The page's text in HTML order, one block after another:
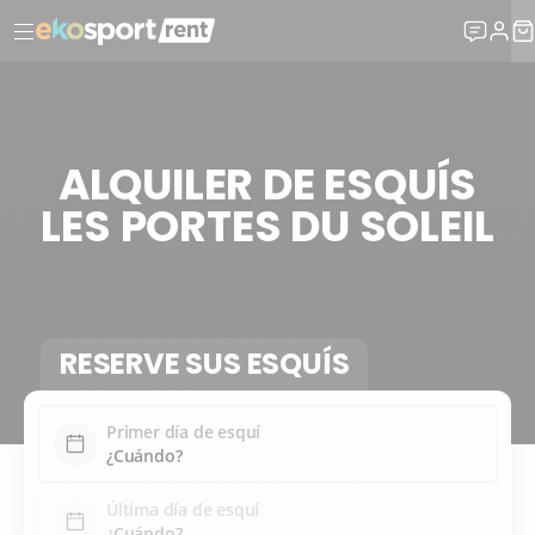
ALQUILER DE ESQUÍS
LES PORTES DU SOLEIL
RESERVE SUS ESQUÍS
Primer día de esquí
Última día de esquí